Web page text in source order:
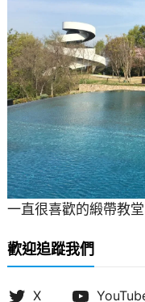
一直很喜歡的緞帶教
歡迎追蹤我們
X